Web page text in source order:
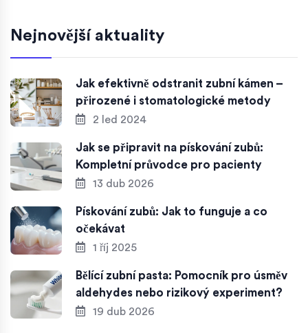
Nejnovější aktuality
Jak efektivně odstranit zubní kámen –
přirozené i stomatologické metody
2 led 2024
Jak se připravit na pískování zubů:
Kompletní průvodce pro pacienty
13 dub 2026
Pískování zubů: Jak to funguje a co
očekávat
1 říj 2025
Bělící zubní pasta: Pomocník pro úsměv
aldehydes nebo rizikový experiment?
19 dub 2026